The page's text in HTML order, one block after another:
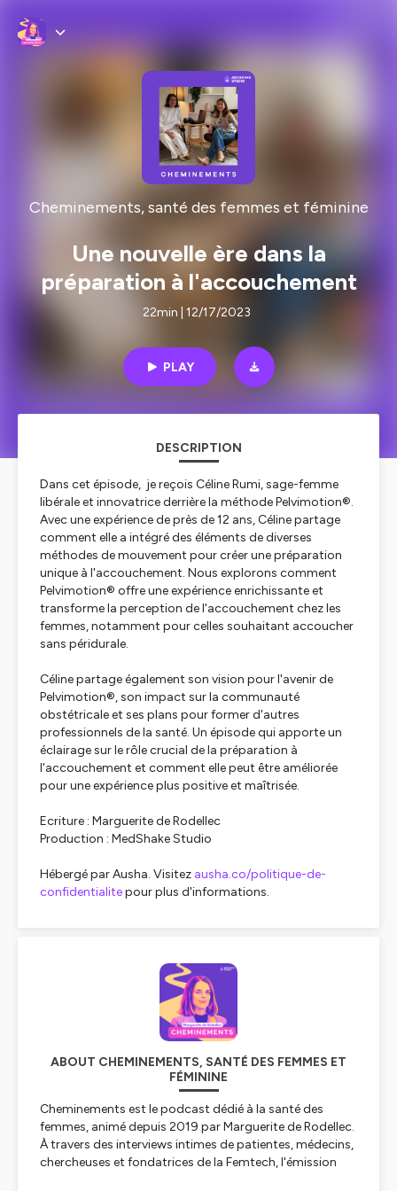
Cheminements, santé des femmes et féminine
Une nouvelle ère dans la
préparation à l'accouchement
22min | 12/17/2023
PLAY
DESCRIPTION
Dans cet épisode, je reçois Céline Rumi, sage-femme
libérale et innovatrice derrière la méthode Pelvimotion®.
Avec une expérience de près de 12 ans, Céline partage
comment elle a intégré des éléments de diverses
méthodes de mouvement pour créer une préparation
unique à l'accouchement. Nous explorons comment
Pelvimotion® offre une expérience enrichissante et
transforme la perception de l'accouchement chez les
femmes, notamment pour celles souhaitant accoucher
sans péridurale.
Céline partage également son vision pour l'avenir de
Pelvimotion®, son impact sur la communauté
obstétricale et ses plans pour former d'autres
professionnels de la santé. Un épisode qui apporte un
éclairage sur le rôle crucial de la préparation à
l'accouchement et comment elle peut être améliorée
pour une expérience plus positive et maîtrisée.
Ecriture : Marguerite de Rodellec
Production : MedShake Studio
Hébergé par Ausha. Visitez ausha.co/politique-de-
confidentialitepour plus d'informations.
ABOUT CHEMINEMENTS, SANTÉ DES FEMMES ET
FÉMININE
Cheminements est le podcast dédié à la santé des
femmes, animé depuis 2019 par Marguerite de Rodellec.
À travers des interviews intimes de patientes, médecins,
chercheuses et fondatrices de la Femtech, l'émission